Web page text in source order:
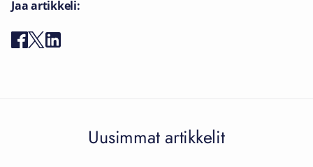
Jaa artikkeli:
Uusimmat artikkelit